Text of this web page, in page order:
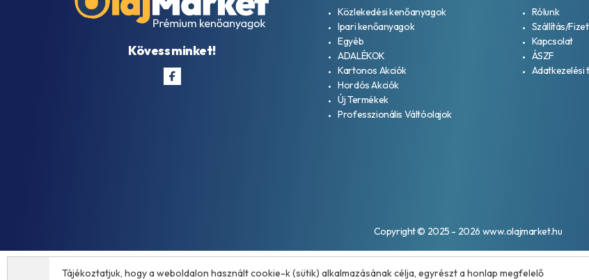
Kövess minket!
Közlekedési kenőanyagok
Ipari kenőanyagok
Egyéb
ADALÉKOK
Kartonos Akciók
Hordós Akciók
Új Termékek
Professzionális Váltóolajok
Rólunk
Szállítás/
Kapcsolat
ÁSZF
Adatkezelési
Copyright © 2025 - 2026 www.olajmarket.hu
Tájékoztatjuk, hogy a weboldalon használt cookie-k (sütik) alkalmazásának célja, egyrészt a honlap megfelelő